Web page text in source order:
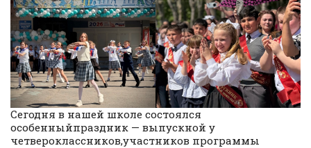
Сегодня в нашей школе состоялся
особенныйпраздник — выпускной у
четвероклассников,участников программы